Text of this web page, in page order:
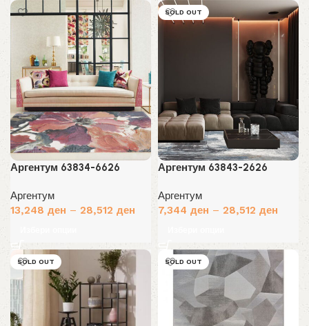
Аргентум 63834-6626
Аргентум
13,248 ден – 28,512 ден
SOLD OUT
Аргентум 63843-2626
Аргентум
7,344 ден – 28,512 ден
SOLD OUT SOLD OUT